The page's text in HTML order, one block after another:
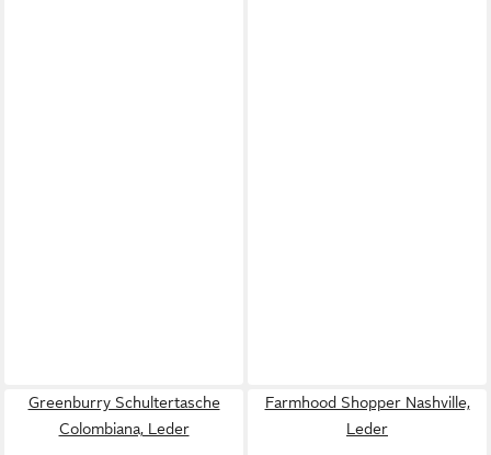
Greenburry Schultertasche
Colombiana, Leder
Farmhood Shopper Nashville,
Leder